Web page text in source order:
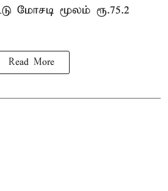
மூலம் ரூ.75.2
Read More